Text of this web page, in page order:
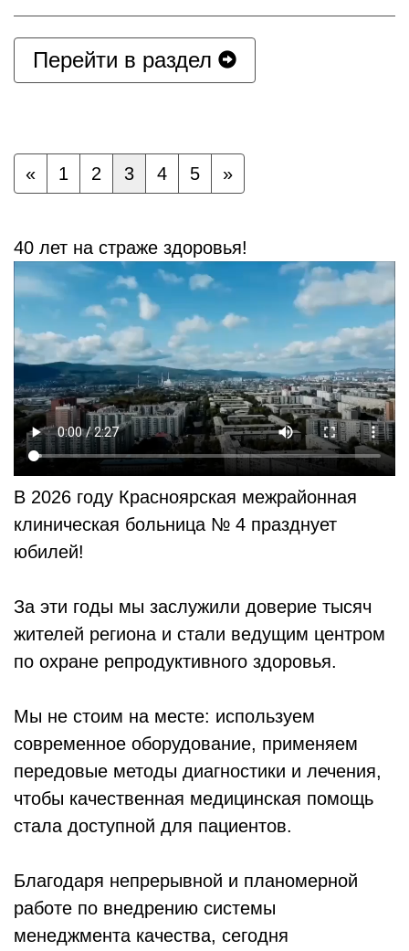
Перейти в раздел
« 1 2 3 4 5 »
40 лет на страже здоровья!
В 2026 году Красноярская межрайонная
клиническая больница № 4 празднует
юбилей!
За эти годы мы заслужили доверие тысяч
жителей региона и стали ведущим центром
по охране репродуктивного здоровья.
Мы не стоим на месте: используем
современное оборудование, применяем
передовые методы диагностики и лечения,
чтобы качественная медицинская помощь
стала доступной для пациентов.
Благодаря непрерывной и планомерной
работе по внедрению системы
менеджмента качества, сегодня